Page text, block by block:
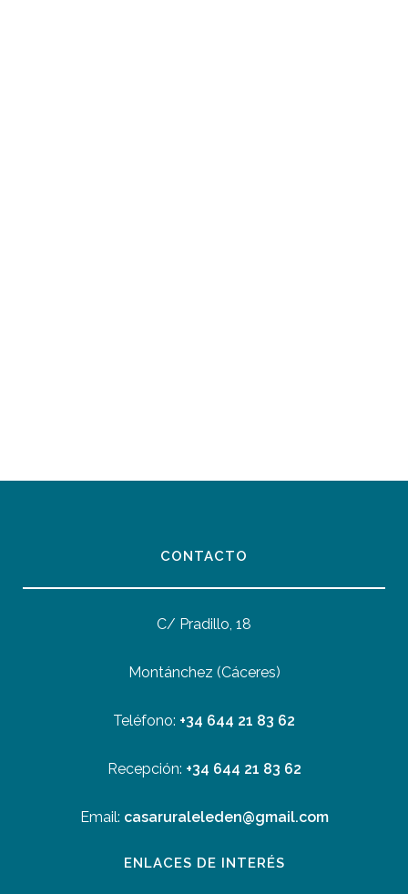
CONTACTO
C/ Pradillo, 18
Montánchez (Cáceres)
Teléfono: +34 644 21 83 62
Recepción: +34 644 21 83 62
Email: casaruraleleden@gmail.com
ENLACES DE INTERÉS